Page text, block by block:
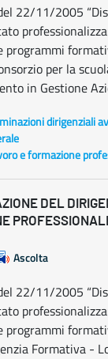
22/11/2005
programmi
per la
in Gestione
dirigenziali
e formazione
DEL
Ascolta
22/11/2005
programmi
Formativa -